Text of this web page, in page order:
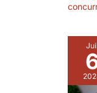
Juil